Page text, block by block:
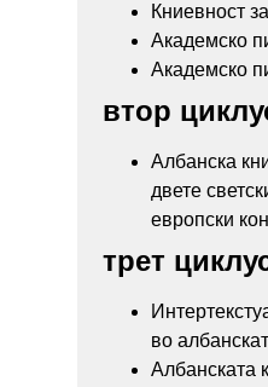
Книевност
Академско
Академско
втор
Албанска
двете
европски
трет
во
Албанската